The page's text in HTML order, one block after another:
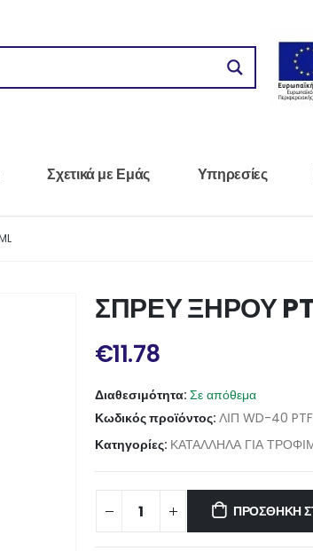
Σχετικά με Εμάς Υπηρεσίες
ΣΠΡΕΥ ΞΗΡΟΥ
€11.78
Διαθεσιμότητα: Σε απόθεμα
Κωδικός προϊόντος: ΛΙΠ WD-40
Κατηγορίες: ΚΑΤΑΛΛΗΛΑ ΓΙΑ
ΠΡΟΣΘΉΚΗ